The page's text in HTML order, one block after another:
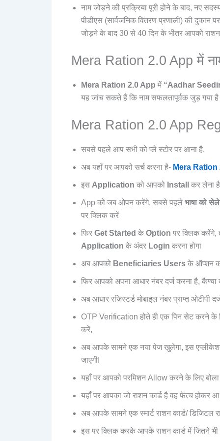
नाम जोड़ने की प्रक्रिया पूरी होने के बाद, नए
पीडीएस (सार्वजनिक वितरण प्रणाली) की दुकान
जोड़ने के बाद 30 से 40 दिन के भीतर आपको राशन
Mera Ration 2.0 App में
Mera Ration 2.0 App में “Aadhar
यह जांच सकते हैं कि नाम सफलतापूर्वक जुड़ गया है
Mera Ration 2.0 App
सबसे पहले आप सभी को प्ले स्टोर पर आना है,
अब यहाँ पर आपको सर्च करना है- Mera Ration
इसApplication को आपको Install कर लेना है
App को जब ओपन करेंगे, सबसे पहले भाषा को
पर क्लिक करें
फिर Get Started के Option पर क्लिक करेंगे,
Application के अंदर Login करना होगा
अब आपकोBeneficiaries Users के ऑप्शन
फिर आपको अपना आधार नंबर दर्ज करना है, कैप्चा
अब आधार रजिस्टर्ड मोबाइल नंबर प्राप्त ओटीपी
OTP Verification होते ही एक पिन सेट करने के
करें,
अब आपके सामने एक नया पेज खुलेगा, इस
जाएगीI
यहाँ पर आपको परमिशन Allow करने के लिए
यहाँ पर आपका जो राशन कार्ड है वह फेत्च होकर आ
अब आपके सामने एक स्मार्ट राशन कार्ड/ डिजिटल
इस पर क्लिक करके आपके राशन कार्ड में जितने